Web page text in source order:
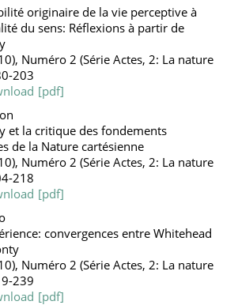
originaire de la vie perceptive à
du sens: Réflexions à partir de
Numéro 2 (Série Actes, 2: La nature
203
et la critique des fondements
de la Nature cartésienne
Numéro 2 (Série Actes, 2: La nature
218
convergences entre Whitehead
Numéro 2 (Série Actes, 2: La nature
239